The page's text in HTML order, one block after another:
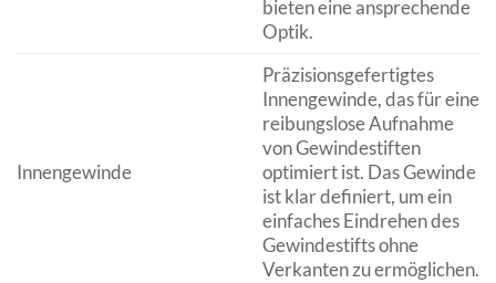
bieten eine ansprechende
Optik.
Innengewinde
Präzisionsgefertigtes
Innengewinde, das für eine
reibungslose Aufnahme
von Gewindestiften
optimiert ist. Das Gewinde
ist klar definiert, um ein
einfaches Eindrehen des
Gewindestifts ohne
Verkanten zu ermöglichen.